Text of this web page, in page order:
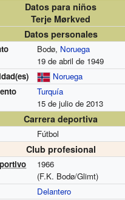
Datos para niños
Terje Mørkved
Datos personales
Bodø, Noruega
19 de abril de 1949
Noruega
Turquía
15 de julio de 2013
Carrera deportiva
Fútbol
Club profesional
1966
(F.K. Bodø/Glimt)
Delantero